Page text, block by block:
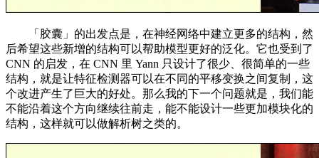
「胶囊」的出发点是，在神经网络中建立更多的结构，然
后希望这些新增的结构可以帮助模型更好的泛化。它也受到了
CNN 的启发，在 CNN 里 Yann 只设计了很少、很简单的一些
结构，就是让特征检测器可以在不同的平移变换之间复制，这
个改进产生了巨大的好处。那么我的下一个问题就是，我们能
不能沿着这个方向继续往前走，能不能设计一些更加模块化的
结构，这样就可以做解析树之类的。